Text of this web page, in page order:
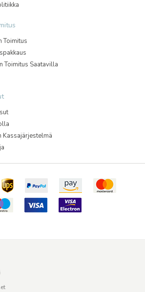
Toimitus
Toimitus Saatavilla
Kassajärjestelmä